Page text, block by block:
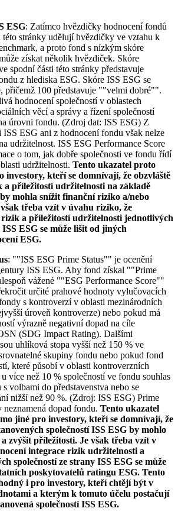
ESG: Zatímco hvězdičky hodnocení fondů
stránky udělují hvězdičky ve vztahu k
a proto fond s nízkým skóre
získat několik hvězdiček. Skóre
spodní části této stránky představuje
z hlediska ESG. Skóre ISS ESG se
přičemž 100 představuje ""velmi dobré"".
hodnocení společností v oblastech
věcí a správy a řízení společností
úrovni fondu. (Zdroj dat: ISS ESG) Z
ESG ani z hodnocení fondu však nelze
udržitelnost. ISS ESG Performance Score
o tom, jak dobře společnosti ve fondu řídí
udržitelnosti. Tento ukazatel proto
investory, kteří se domnívají, že obzvláště
a příležitostí udržitelnosti na základě
mohla snížit finanční riziko a/nebo
třeba vzít v úvahu riziko, že
rizik a příležitostí udržitelnosti jednotlivých
ESG se může lišit od jiných
ESG.
: ""ISS ESG Prime Status"" je ocenění
ISS ESG. Aby fond získal ""Prime
vážené ""ESG Performance Score""
určité prahové hodnoty vylučovacích
s kontroverzí v oblasti mezinárodních
úroveň kontroverze) nebo pokud má
výrazně negativní dopad na cíle
(SDG Impact Rating). Dalšími
uhlíková stopa vyšší než 150 % ve
skupiny fondu nebo pokud fond
které působí v oblasti kontroverzních
více než 10 % společností ve fondu souhlas
volbami do představenstva nebo se
nižší než 90 %. (Zdroj: ISS ESG) Prime
neznamená dopad fondu. Tento ukazatel
jiné pro investory, kteří se domnívají, že
společností ISS ESG by mohlo
zvýšit příležitosti. Je však třeba vzít v
integrace rizik udržitelnosti a
společností ze strany ISS ESG se může
poskytovatelů ratingu ESG. Tento
i pro investory, kteří chtějí být v
a kterým k tomuto účelu postačují
společností ISS ESG.